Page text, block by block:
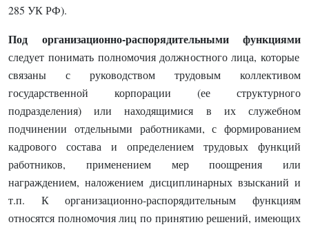
285 УК РФ).
Под организационно-распорядительными функциями
следует понимать полномочия должностного лица, которые
связаны с руководством трудовым коллективом
государственной корпорации (ее структурного
подразделения) или находящимися в их служебном
подчинении отдельными работниками, с формированием
кадрового состава и определением трудовых функций
работников, применением мер поощрения или
награждением, наложением дисциплинарных взысканий и
т.п. К организационно-распорядительным функциям
относятся полномочия лиц по принятию решений, имеющих